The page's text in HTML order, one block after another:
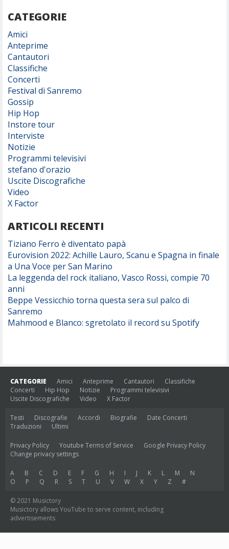
CATEGORIE
Amici
Anteprime
Cantautori
Classifiche
Concerti
Festival di Sanremo
Gossip
Hip Hop
Instore tour
Interviste
Notizie
Programmi televisivi
stefano d'orazio
Uscite Discografiche
Video
X Factor
ARTICOLI RECENTI
Tiziano Ferro è diventato papà
Eurovision 2022: Achille Lauro, Scanu e Spagna in finale
a Una Voce per San Marino
La leggenda del rock italiano, Vasco Rossi, compie 70
anni
Beppe Vessicchio torna questa sera sul palco di
Sanremo
Mahmood e Blanco: sgretolato il record su Spotify
CATEGORIE Amici Anteprime Cantautori
Classifiche
Concerti
Hip Hop Notizie
Programmi televisivi
Uscite Discografiche
Video X Factor
Testi Discografie Accordi Biografie
Date Concerti
Traduzioni
Ultimi
Privacy Policy Youtube Terms of Service
Google Privacy Policy
Change privacy settings
A B C D E F G H I J K L M
N
O
P Q R S T U V W X Y Z #
© 2021 Musictory
Musictory allows YouTube to serve content, including
advertisements